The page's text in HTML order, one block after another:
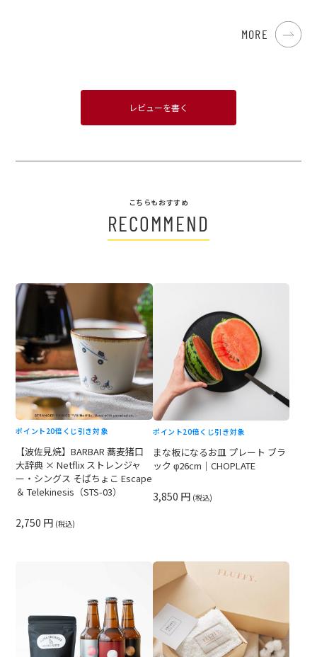
MORE
レビューを書く
こちらもおすすめ
RECOMMEND
ポイント20倍 くじ引き対象
【波佐見焼】BARBAR 蕎麦猪口
大辞典 × Netflix ストレンジャ
ー・シングス そばちょこ Escape
＆ Telekinesis（STS-03）
2,750 円 (税込)
ポイント20倍 くじ引き対象
まな板になるお皿 プレート ブラ
ック φ26cm｜CHOPLATE
3,850 円 (税込)